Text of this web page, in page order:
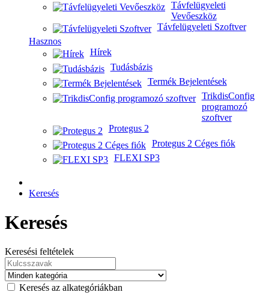
Távfelügyeleti
Vevőeszköz
Távfelügyeleti Szoftver
Hasznos
Hírek
Tudásbázis
Termék Bejelentések
TrikdisConfig
programozó
szoftver
Protegus 2
Protegus 2 Céges fiók
FLEXI SP3
Keresés
Keresés
Keresési feltételek
Keresés az alkategóriákban